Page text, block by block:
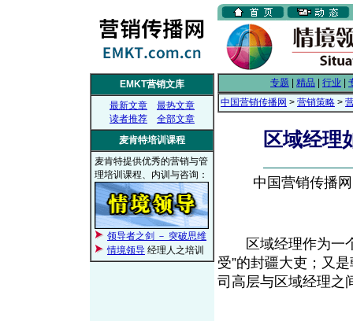
EMKT营销文库
最新文章
最热文章
读者推荐
全部文章
麦肯特培训课程
麦肯特提供优秀的营销与管
理培训课程、内训与咨询：
领导者之剑 － 突破思维
情境领导 经理人之培训
专题 精品 行业
中国营销传播网 > 营销策略 >
区域经理
中国营销传播
区域经理作为一个
受”的封疆大吏；又
司高层与区域经理之